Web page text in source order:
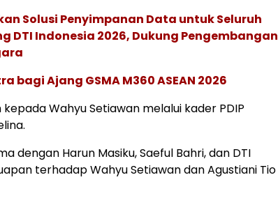
Solusi Penyimpanan Data untuk Seluruh
DTI Indonesia 2026, Dukung Pengembangan
bagi Ajang GSMA M360 ASEAN 2026
Wahyu Setiawan melalui kader PDIP
dengan Harun Masiku, Saeful Bahri, dan DTI
terhadap Wahyu Setiawan dan Agustiani Tio